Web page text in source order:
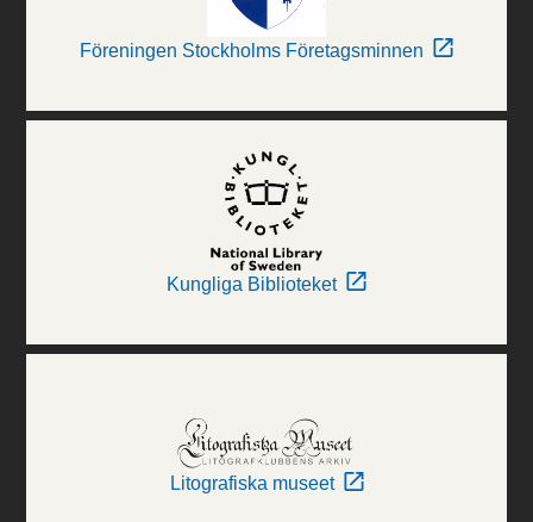
Föreningen Stockholms Företagsminnen
Kungliga Biblioteket
Litografiska museet